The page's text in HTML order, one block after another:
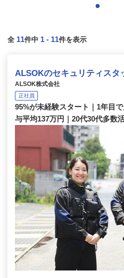
全 11件中 1 - 11件を表示
ALSOKのセキュリティスタ
ALSOK株式会社
正社員
95%が未経験スタート｜1年目
与平均137万円｜20代30代多数